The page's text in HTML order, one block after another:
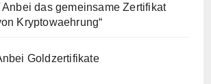
Anbei das gemeinsame Zertifikat
Kryptowaehrung“
Goldzertifikate